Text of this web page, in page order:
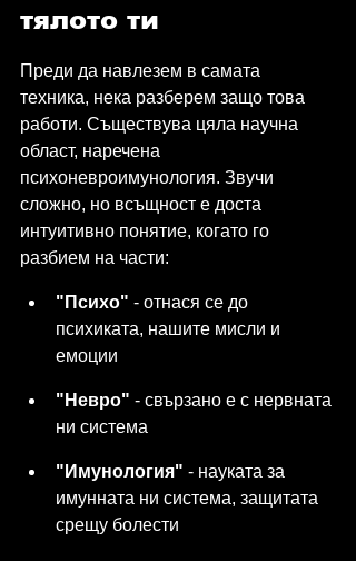
тялото ти
Преди да навлезем в самата
техника, нека разберем защо това
работи. Съществува цяла научна
област, наречена
психоневроимунология. Звучи
сложно, но всъщност е доста
интуитивно понятие, когато го
разбием на части:
"Психо" - отнася се до
психиката, нашите мисли и
емоции
"Невро" - свързано е с нервната
ни система
"Имунология" - науката за
имунната ни система, защитата
срещу болести